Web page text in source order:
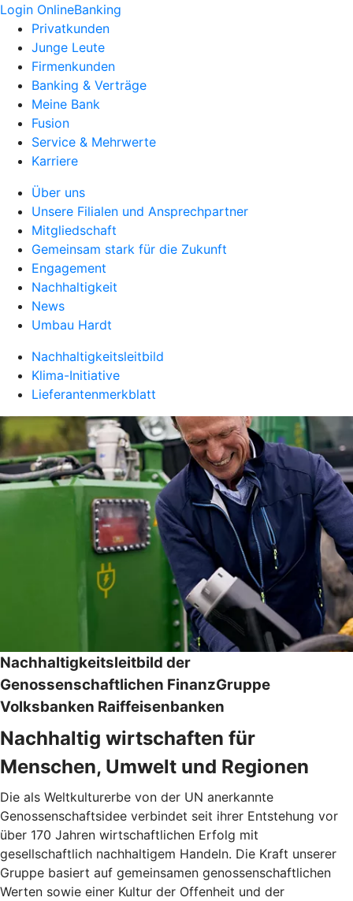
Login OnlineBanking
Privatkunden
Junge Leute
Firmenkunden
Banking & Verträge
Meine Bank
Fusion
Service & Mehrwerte
Karriere
Über uns
Unsere Filialen und Ansprechpartner
Mitgliedschaft
Gemeinsam stark für die Zukunft
Engagement
Nachhaltigkeit
News
Umbau Hardt
Nachhaltigkeitsleitbild
Klima-Initiative
Lieferantenmerkblatt
Nachhaltigkeitsleitbild der
Genossenschaftlichen FinanzGruppe
Volksbanken Raiffeisenbanken
Nachhaltig wirtschaften für
Menschen, Umwelt und Regionen
Die als Weltkulturerbe von der UN anerkannte
Genossenschaftsidee verbindet seit ihrer Entstehung vor
über 170 Jahren wirtschaftlichen Erfolg mit
gesellschaftlich nachhaltigem Handeln. Die Kraft unserer
Gruppe basiert auf gemeinsamen genossenschaftlichen
Werten sowie einer Kultur der Offenheit und der